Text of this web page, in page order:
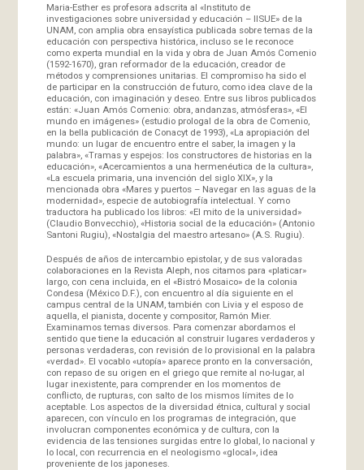
Maria-Esther es profesora adscrita al «Instituto de
investigaciones sobre universidad y educación – IISUE» de la
UNAM, con amplia obra ensayística publicada sobre temas de la
educación con perspectiva histórica, incluso se le reconoce
como experta mundial en la vida y obra de Juan Amós Comenio
(1592-1670), gran reformador de la educación, creador de
métodos y comprensiones unitarias. El compromiso ha sido el
de participar en la construcción de futuro, como idea clave de la
educación, con imaginación y deseo. Entre sus libros publicados
están: «Juan Amós Comenio: obra, andanzas, atmósferas», «El
mundo en imágenes» (estudio prologal de la obra de Comenio,
en la bella publicación de Conacyt de 1993), «La apropiación del
mundo: un lugar de encuentro entre el saber, la imagen y la
palabra», «Tramas y espejos: los constructores de historias en la
educación», «Acercamientos a una hermenéutica de la cultura»,
«La escuela primaria, una invención del siglo XIX», y la
mencionada obra «Mares y puertos – Navegar en las aguas de la
modernidad», especie de autobiografía intelectual. Y como
traductora ha publicado los libros: «El mito de la universidad»
(Claudio Bonvecchio), «Historia social de la educación» (Antonio
Santoni Rugiu), «Nostalgia del maestro artesano» (A.S. Rugiu).
Después de años de intercambio epistolar, y de sus valoradas
colaboraciones en la Revista Aleph, nos citamos para «platicar»
largo, con cena incluida, en el «Bistró Mosaico» de la colonia
Condesa (México D.F.), con encuentro al día siguiente en el
campus central de la UNAM, también con Livia y el esposo de
aquella, el pianista, docente y compositor, Ramón Mier.
Examinamos temas diversos. Para comenzar abordamos el
sentido que tiene la educación al construir lugares verdaderos y
personas verdaderas, con revisión de lo provisional en la palabra
«verdad». El vocablo «utopía» aparece pronto en la conversación,
con repaso de su origen en el griego que remite al no-lugar, al
lugar inexistente, para comprender en los momentos de
conflicto, de rupturas, con salto de los mismos límites de lo
aceptable. Los aspectos de la diversidad étnica, cultural y social
aparecen, con vínculo en los programas de integración, que
involucran componentes económica y de cultura, con la
evidencia de las tensiones surgidas entre lo global, lo nacional y
lo local, con recurrencia en el neologismo «glocal», idea
proveniente de los japoneses.